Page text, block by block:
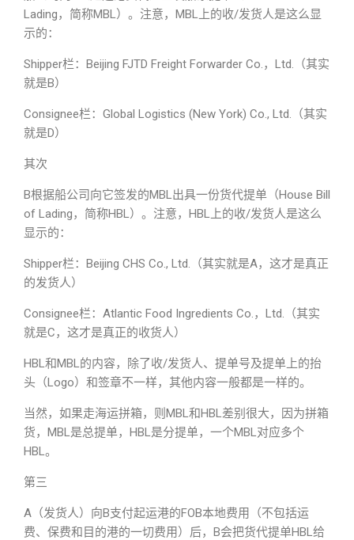
Lading，简称MBL）。注意，MBL上的收/发货人是这么显
示的：
Shipper栏：Beijing FJTD Freight Forwarder Co.，Ltd.（其实
就是B）
Consignee栏：Global Logistics (New York) Co., Ltd.（其实
就是D）
其次
B根据船公司向它签发的MBL出具一份货代提单（House Bill
of Lading，简称HBL）。注意，HBL上的收/发货人是这么
显示的：
Shipper栏：Beijing CHS Co., Ltd.（其实就是A，这才是真正
的发货人）
Consignee栏：Atlantic Food Ingredients Co.，Ltd.（其实
就是C，这才是真正的收货人）
HBL和MBL的内容，除了收/发货人、提单号及提单上的抬
头（Logo）和签章不一样，其他内容一般都是一样的。
当然，如果走海运拼箱，则MBL和HBL差别很大，因为拼箱
货，MBL是总提单，HBL是分提单，一个MBL对应多个
HBL。
第三
A（发货人）向B支付起运港的FOB本地费用（不包括运
费、保费和目的港的一切费用）后，B会把货代提单HBL给